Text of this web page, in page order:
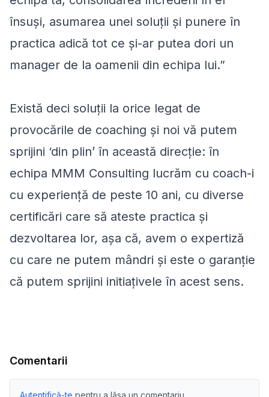
însuși, asumarea unei soluții și punere în
practica adică tot ce și-ar putea dori un
manager de la oamenii din echipa lui.”
Există deci soluții la orice legat de
provocările de coaching și noi vă putem
sprijini ‘din plin’ în această direcție: în
echipa MMM Consulting lucrăm cu coach-i
cu experiență de peste 10 ani, cu diverse
certificări care să ateste practica și
dezvoltarea lor, așa că, avem o expertiză
cu care ne putem mândri și este o garanție
că putem sprijini initiațivele în acest sens.
Comentarii